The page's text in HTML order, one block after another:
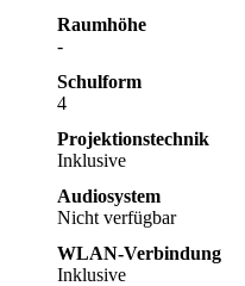
Raumhöhe
-
Schulform
4
Projektionstechnik
Inklusive
Audiosystem
Nicht verfügbar
WLAN-Verbindung
Inklusive